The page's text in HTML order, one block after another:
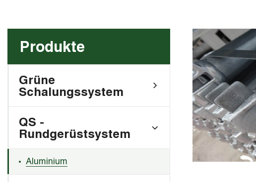
Produkte
Grüne
Schalungssystem
QS -
Rundgerüstsystem
Aluminium